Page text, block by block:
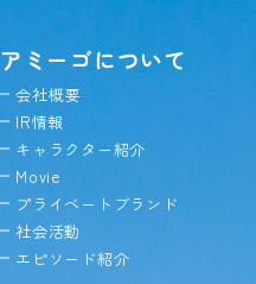
アミーゴについて
会社概要
IR情報
キャラクター紹介
Movie
プライベートブランド
社会活動
エピソード紹介